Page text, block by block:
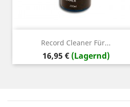
Record Cleaner Für...
Preis
16,95 € (Lagernd)